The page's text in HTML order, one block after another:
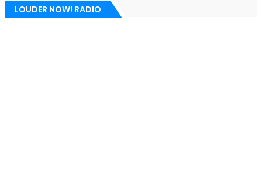
LOUDER NOW! RADIO